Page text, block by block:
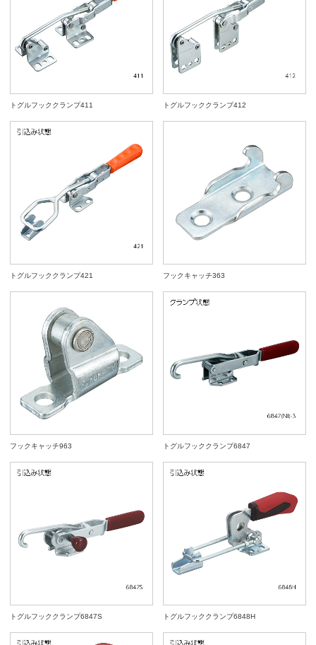
トグルフッククランプ411 トグルフッククランプ412
トグルフッククランプ421 フックキャッチ363
フックキャッチ963 トグルフッククランプ6847
トグルフッククランプ6847S トグルフッククランプ6848H